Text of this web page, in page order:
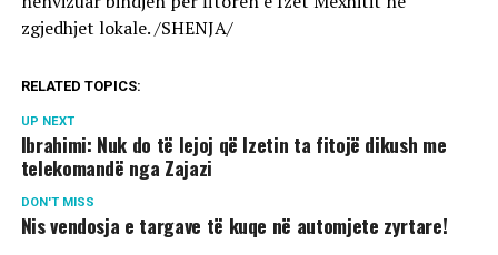
zgjedhjet lokale. /SHENJA/
RELATED TOPICS:
UP NEXT
Ibrahimi: Nuk do të lejoj që Izetin ta fitojë dikush me
telekomandë nga Zajazi
DON'T MISS
Nis vendosja e targave të kuqe në automjete zyrtare!